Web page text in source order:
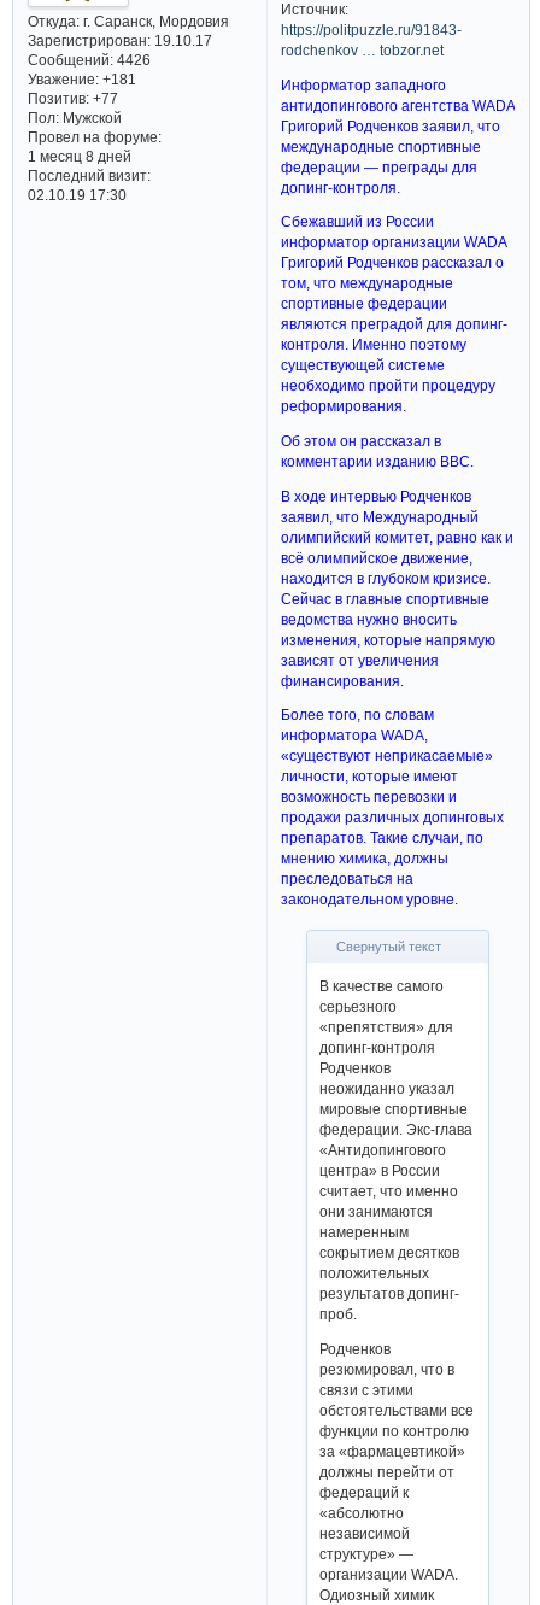
Откуда:г. Саранск, Мордовия
Зарегистрирован: 19.10.17
Сообщений:4426
Уважение: +181
Позитив: +77
Пол:Мужской
Провел на форуме:
1 месяц 8 дней
Последний визит:
02.10.19 17:30
Источник:
https://politpuzzle.ru/91843-
rodchenkov … tobzor.net
Информатор западного
антидопингового агентства WADA
Григорий Родченков заявил, что
международные спортивные
федерации — преграды для
допинг-контроля.
Сбежавший из России
информатор организации WADA
Григорий Родченков рассказал о
том, что международные
спортивные федерации
являются преградой для допинг-
контроля. Именно поэтому
существующей системе
необходимо пройти процедуру
реформирования.
Об этом он рассказал в
комментарии изданию BBC.
В ходе интервью Родченков
заявил, что Международный
олимпийский комитет, равно как и
всё олимпийское движение,
находится в глубоком кризисе.
Сейчас в главные спортивные
ведомства нужно вносить
изменения, которые напрямую
зависят от увеличения
финансирования.
Более того, по словам
информатора WADA,
«существуют неприкасаемые»
личности, которые имеют
возможность перевозки и
продажи различных допинговых
препаратов. Такие случаи, по
мнению химика, должны
преследоваться на
законодательном уровне.
Свернутый текст
В качестве самого
серьезного
«препятствия» для
допинг-контроля
Родченков
неожиданно указал
мировые спортивные
федерации. Экс-глава
«Антидопингового
центра» в России
считает, что именно
они занимаются
намеренным
сокрытием десятков
положительных
результатов допинг-
проб.
Родченков
резюмировал, что в
связи с этими
обстоятельствами все
функции по контролю
за «фармацевтикой»
должны перейти от
федераций к
«абсолютно
независимой
структуре» —
организации WADA.
Одиозный химик